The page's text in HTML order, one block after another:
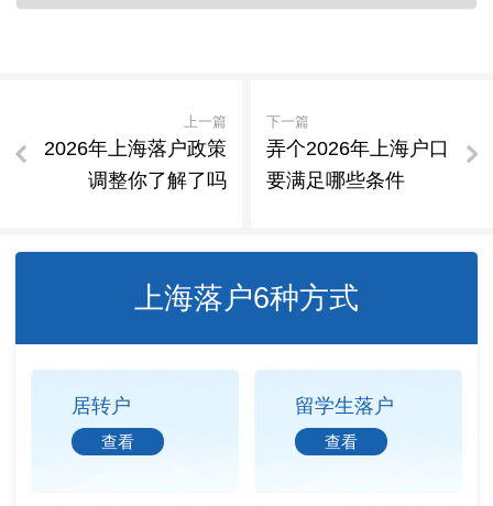
上一篇
2026年上海落户政策
调整你了解了吗
下一篇
弄个2026年上海户口
要满足哪些条件
上海落户6种方式
居转户
查看
留学生落户
查看